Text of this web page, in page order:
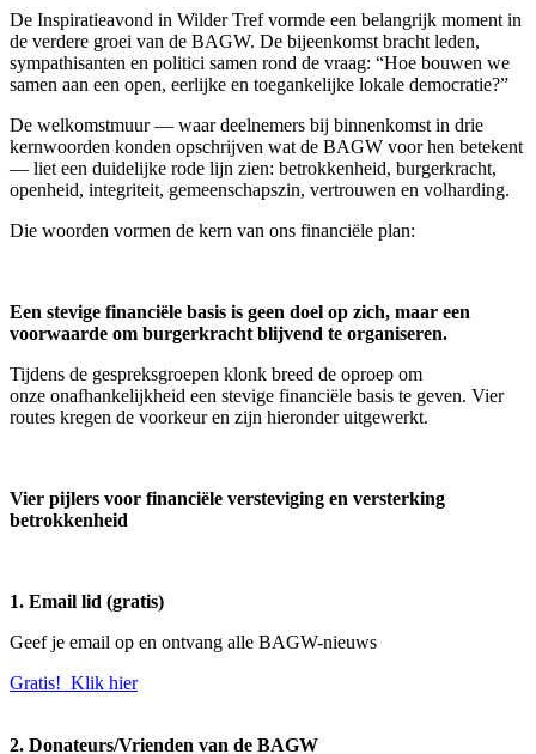
De Inspiratieavond in Wilder Tref vormde een belangrijk moment in
de verdere groei van de BAGW. De bijeenkomst bracht leden,
sympathisanten en politici samen rond de vraag: “Hoe bouwen we
samen aan een open, eerlijke en toegankelijke lokale democratie?”
De welkomstmuur — waar deelnemers bij binnenkomst in drie
kernwoorden konden opschrijven wat de BAGW voor hen betekent
— liet een duidelijke rode lijn zien: betrokkenheid, burgerkracht,
openheid, integriteit, gemeenschapszin, vertrouwen en volharding.
Die woorden vormen de kern van ons financiële plan:
Een stevige financiële basis is geen doel op zich, maar een
voorwaarde om burgerkracht blijvend te organiseren.
Tijdens de gespreksgroepen klonk breed de oproep om
onze onafhankelijkheid een stevige financiële basis te geven. Vier
routes kregen de voorkeur en zijn hieronder uitgewerkt.
Vier pijlers voor financiële versteviging en versterking
betrokkenheid
1. Email lid (gratis)
Geef je email op en ontvang alle BAGW-nieuws
Gratis! Klik hier
2. Donateurs/Vrienden van de BAGW